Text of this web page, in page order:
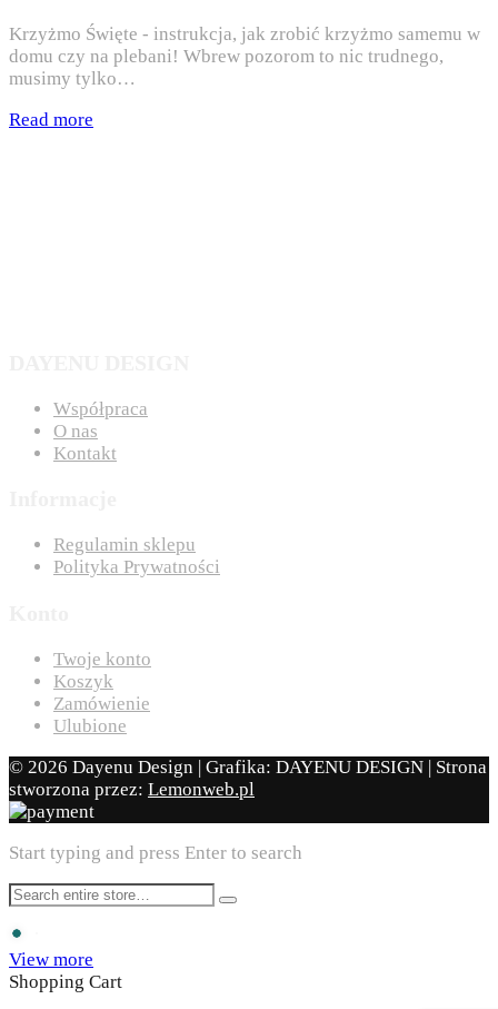
Krzyżmo Święte - instrukcja, jak zrobić krzyżmo samemu w
domu czy na plebani! Wbrew pozorom to nic trudnego,
musimy tylko…
Read more
Współpraca
O nas
Kontakt
Regulamin sklepu
Polityka Prywatności
Twoje konto
Koszyk
Zamówienie
Ulubione
© 2026 Dayenu Design | Grafika: DAYENU DESIGN | Strona
stworzona przez: Lemonweb.pl
Start typing and press Enter to search
View more
Shopping Cart